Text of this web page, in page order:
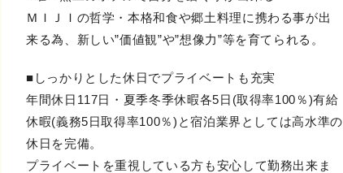
ＭＩＪＩの哲学・本格和食や郷土料理に携わる事が出
来る為、新しい”価値観”や”想像力”等を育てられる。
■しっかりとした休日でプライベートも充実
年間休日117日・夏季冬季休暇各5日(取得率100％)有給
休暇(義務5日取得率100％)と宿泊業界としては高水準の
休日を完備。
プライベートを重視している方も安心して勤務出来ま